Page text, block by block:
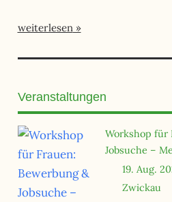
weiterlesen
Veranstaltungen
Workshop für
Jobsuche –
19. Aug.
Zwickau